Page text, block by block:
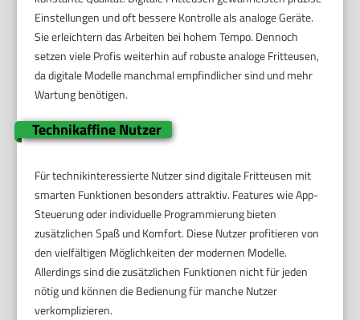
Einstellungen und oft bessere Kontrolle als analoge Geräte.
Sie erleichtern das Arbeiten bei hohem Tempo. Dennoch
setzen viele Profis weiterhin auf robuste analoge Fritteusen,
da digitale Modelle manchmal empfindlicher sind und mehr
Wartung benötigen.
Technikaffine Nutzer
Für technikinteressierte Nutzer sind digitale Fritteusen mit
smarten Funktionen besonders attraktiv. Features wie App-
Steuerung oder individuelle Programmierung bieten
zusätzlichen Spaß und Komfort. Diese Nutzer profitieren von
den vielfältigen Möglichkeiten der modernen Modelle.
Allerdings sind die zusätzlichen Funktionen nicht für jeden
nötig und können die Bedienung für manche Nutzer
verkomplizieren.